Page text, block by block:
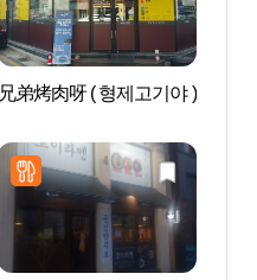
兄弟烤肉呀 ( 형제고기야 )